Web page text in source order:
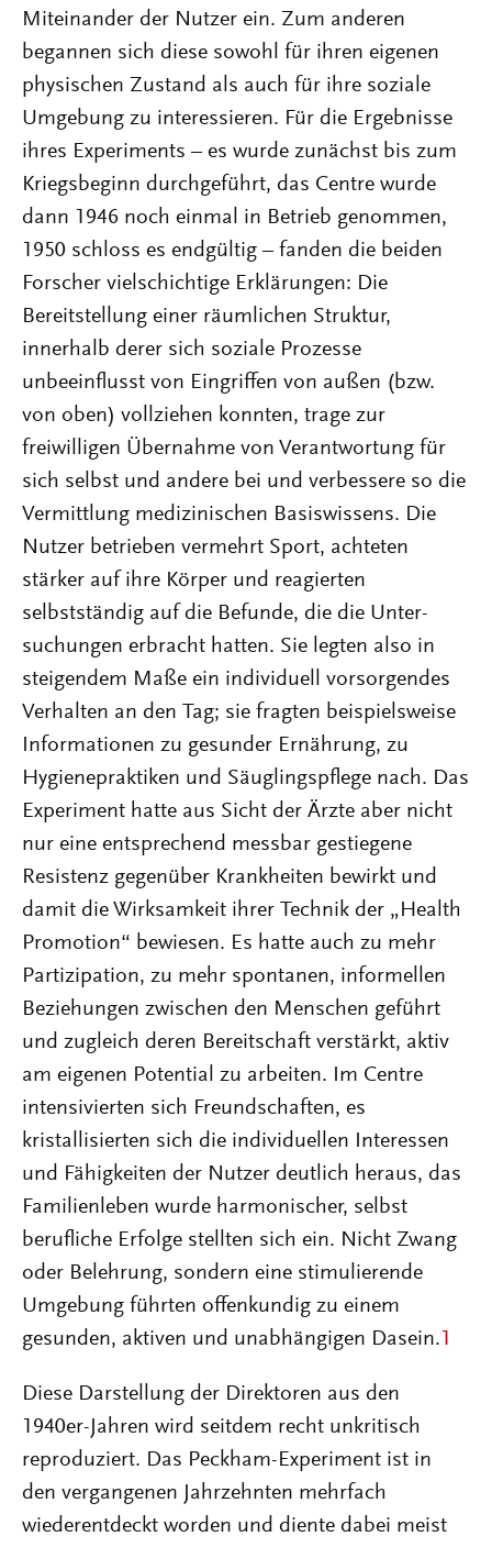
Miteinander der Nutzer ein. Zum anderen
begannen sich diese sowohl für ihren eigenen
physischen Zustand als auch für ihre soziale
Umgebung zu interessieren. Für die Ergebnisse
ihres Experiments – es wurde zunächst bis zum
Kriegsbeginn durchgeführt, das Centre wurde
dann 1946 noch einmal in Betrieb genommen,
1950 schloss es endgültig – fanden die beiden
Forscher vielschichtige Erklärungen: Die
Bereitstellung einer räumlichen Struktur,
innerhalb derer sich soziale Prozesse
unbeeinflusst von Eingriffen von außen (bzw.
von oben) vollziehen konnten, trage zur
freiwilligen Übernahme von Verantwortung für
sich selbst und andere bei und verbessere so die
Vermittlung medizinischen Basiswissens. Die
Nutzer betrieben vermehrt Sport, achteten
stärker auf ihre Körper und reagierten
selbstständig auf die Befunde, die die Unter-
suchungen erbracht hatten. Sie legten also in
steigendem Maße ein individuell vorsorgendes
Verhalten an den Tag; sie fragten beispielsweise
Informationen zu gesunder Ernährung, zu
Hygienepraktiken und Säuglingspflege nach. Das
Experiment hatte aus Sicht der Ärzte aber nicht
nur eine entsprechend messbar gestiegene
Resistenz gegenüber Krankheiten bewirkt und
damit die Wirksamkeit ihrer Technik der „Health
Promotion“ bewiesen. Es hatte auch zu mehr
Partizipation, zu mehr spontanen, informellen
Beziehungen zwischen den Menschen geführt
und zugleich deren Bereitschaft verstärkt, aktiv
am eigenen Potential zu arbeiten. Im Centre
intensivierten sich Freundschaften, es
kristallisierten sich die individuellen Interessen
und Fähigkeiten der Nutzer deutlich heraus, das
Familienleben wurde harmonischer, selbst
berufliche Erfolge stellten sich ein. Nicht Zwang
oder Belehrung, sondern eine stimulierende
Umgebung führten offenkundig zu einem
gesunden, aktiven und unabhängigen Dasein. 1
Diese Darstellung der Direktoren aus den
1940er-Jahren wird seitdem recht unkritisch
reproduziert. Das Peckham-Experiment ist in
den vergangenen Jahrzehnten mehrfach
wiederentdeckt worden und diente dabei meist